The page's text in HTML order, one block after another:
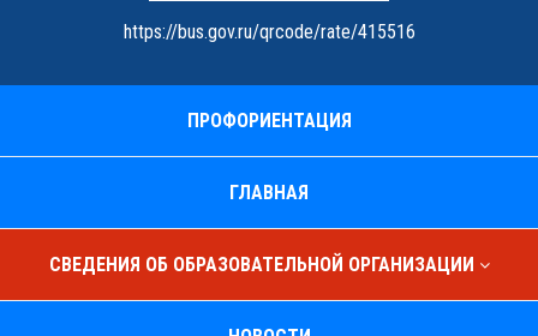
https://bus.gov.ru/qrcode/rate/415516
ПРОФОРИЕНТАЦИЯ
ГЛАВНАЯ
СВЕДЕНИЯ ОБ ОБРАЗОВАТЕЛЬНОЙ ОРГАНИЗАЦИИ